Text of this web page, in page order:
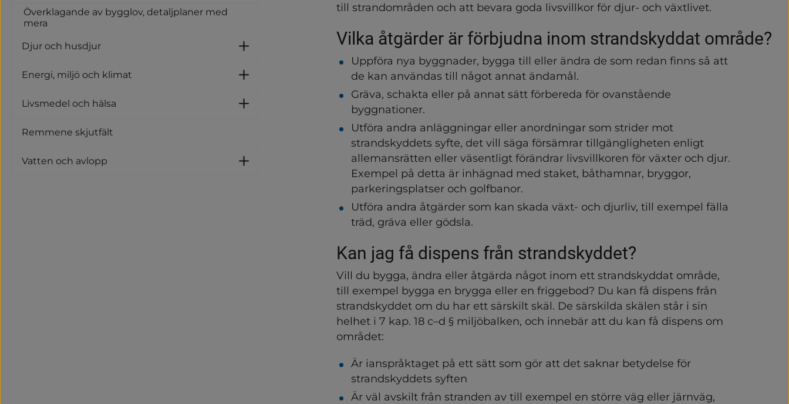
Överklagande av bygglov, detaljplaner med
mera
Djur och husdjur Undersidor för Djur och husdjur
Energi, miljö och klimat Undersidor för Energi, miljö och klimat
Livsmedel och hälsa Undersidor för Livsmedel och hälsa
Remmene skjutfält
Vatten och avlopp Undersidor för Vatten och avlopp
till strandområden och att bevara goda livsvillkor för djur- och växtlivet.
Vilka åtgärder är förbjudna inom strandskyddat område?
Uppföra nya byggnader, bygga till eller ändra de som redan finns så att
de kan användas till något annat ändamål.
Gräva, schakta eller på annat sätt förbereda för ovanstående
byggnationer.
Utföra andra anläggningar eller anordningar som strider mot
strandskyddets syfte, det vill säga försämrar tillgängligheten enligt
allemansrätten eller väsentligt förändrar livsvillkoren för växter och djur.
Exempel på detta är inhägnad med staket, båthamnar, bryggor,
parkeringsplatser och golfbanor.
Utföra andra åtgärder som kan skada växt- och djurliv, till exempel fälla
träd, gräva eller gödsla.
Kan jag få dispens från strandskyddet?
Vill du bygga, ändra eller åtgärda något inom ett strandskyddat område,
till exempel bygga en brygga eller en friggebod? Du kan få dispens från
strandskyddet om du har ett särskilt skäl. De särskilda skälen står i sin
helhet i 7 kap. 18 c–d § miljöbalken, och innebär att du kan få dispens om
området:
Är ianspråktaget på ett sätt som gör att det saknar betydelse för
strandskyddets syften
Är väl avskilt från stranden av till exempel en större väg eller järnväg,